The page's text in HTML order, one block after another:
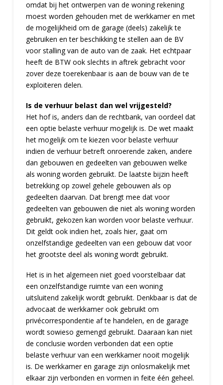
omdat bij het ontwerpen van de woning rekening
moest worden gehouden met de werkkamer en met
de mogelijkheid om de garage (deels) zakelijk te
gebruiken en ter beschikking te stellen aan de BV
voor stalling van de auto van de zaak. Het echtpaar
heeft de BTW ook slechts in aftrek gebracht voor
zover deze toerekenbaar is aan de bouw van de te
exploiteren delen.
Is de verhuur belast dan wel vrijgesteld?
Het hof is, anders dan de rechtbank, van oordeel dat
een optie belaste verhuur mogelijk is. De wet maakt
het mogelijk om te kiezen voor belaste verhuur
indien de verhuur betreft onroerende zaken, andere
dan gebouwen en gedeelten van gebouwen welke
als woning worden gebruikt. De laatste bijzin heeft
betrekking op zowel gehele gebouwen als op
gedeelten daarvan. Dat brengt mee dat voor
gedeelten van gebouwen die niet als woning worden
gebruikt, gekozen kan worden voor belaste verhuur.
Dit geldt ook indien het, zoals hier, gaat om
onzelfstandige gedeelten van een gebouw dat voor
het grootste deel als woning wordt gebruikt.
Het is in het algemeen niet goed voorstelbaar dat
een onzelfstandige ruimte van een woning
uitsluitend zakelijk wordt gebruikt. Denkbaar is dat de
advocaat de werkkamer ook gebruikt om
privécorrespondentie af te handelen, en de garage
wordt sowieso gemengd gebruikt. Daaraan kan niet
de conclusie worden verbonden dat een optie
belaste verhuur van een werkkamer nooit mogelijk
is. De werkkamer en garage zijn onlosmakelijk met
elkaar zijn verbonden en vormen in feite één geheel.